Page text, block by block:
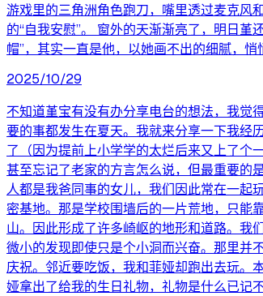
游戏里的三角洲角色跑刀，嘴里透过麦克风
的“自我安慰”。 窗外的天渐渐亮了，明日
帽”，其实一直是他，以她画不出的细腻，悄
2025/10/29
不知道堇宝有没有办分享电台的想法，我觉
要的事都发生在夏天。我就来分享一下我经
了（因为提前上小学学的太烂后来又上了个
甚至忘记了老家的方言怎么说，但最重要的
人都是我爸同事的女儿，我们因此常在一起
密基地。那是学校围墙后的一片荒地，只能
山。因此形成了许多崎岖的地形和道路。我
微小的发现即使只是个小洞而兴奋。那里并
庆祝。邻近要吃饭，我和菲娅却跑出去玩。
娅拿出了给我的生日礼物，礼物是什么已记